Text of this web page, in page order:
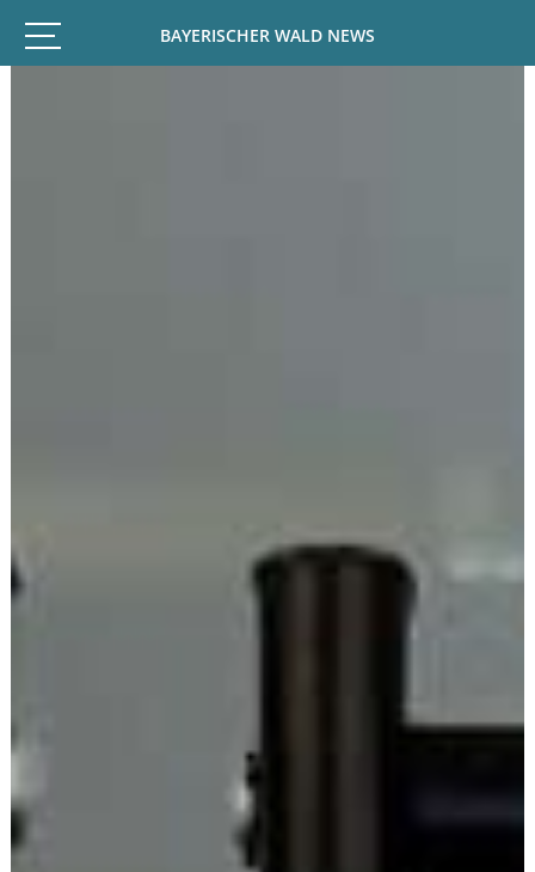
BAYERISCHER WALD NEWS